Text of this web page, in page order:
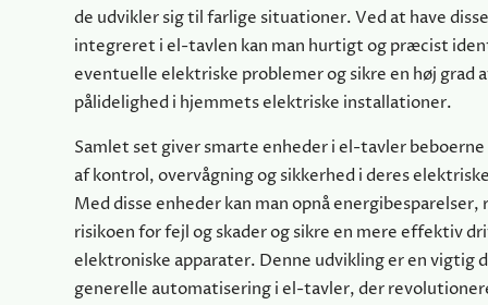
de udvikler sig til farlige situationer. Ved at have
integreret i el-tavlen kan man hurtigt og præcist
eventuelle elektriske problemer og sikre en høj grad
pålidelighed i hjemmets elektriske installationer.
Samlet set giver smarte enheder i el-tavler
af kontrol, overvågning og sikkerhed i deres
Med disse enheder kan man opnå energibesparelser,
risikoen for fejl og skader og sikre en mere effektiv
elektroniske apparater. Denne udvikling er en vigtig
generelle automatisering i el-tavler, der